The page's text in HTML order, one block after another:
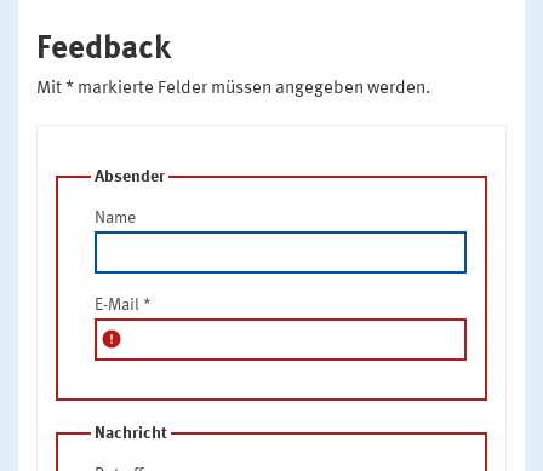
Feedback
Mit * markierte Felder müssen angegeben werden.
Absender
Name
E-Mail *
error
Nachricht